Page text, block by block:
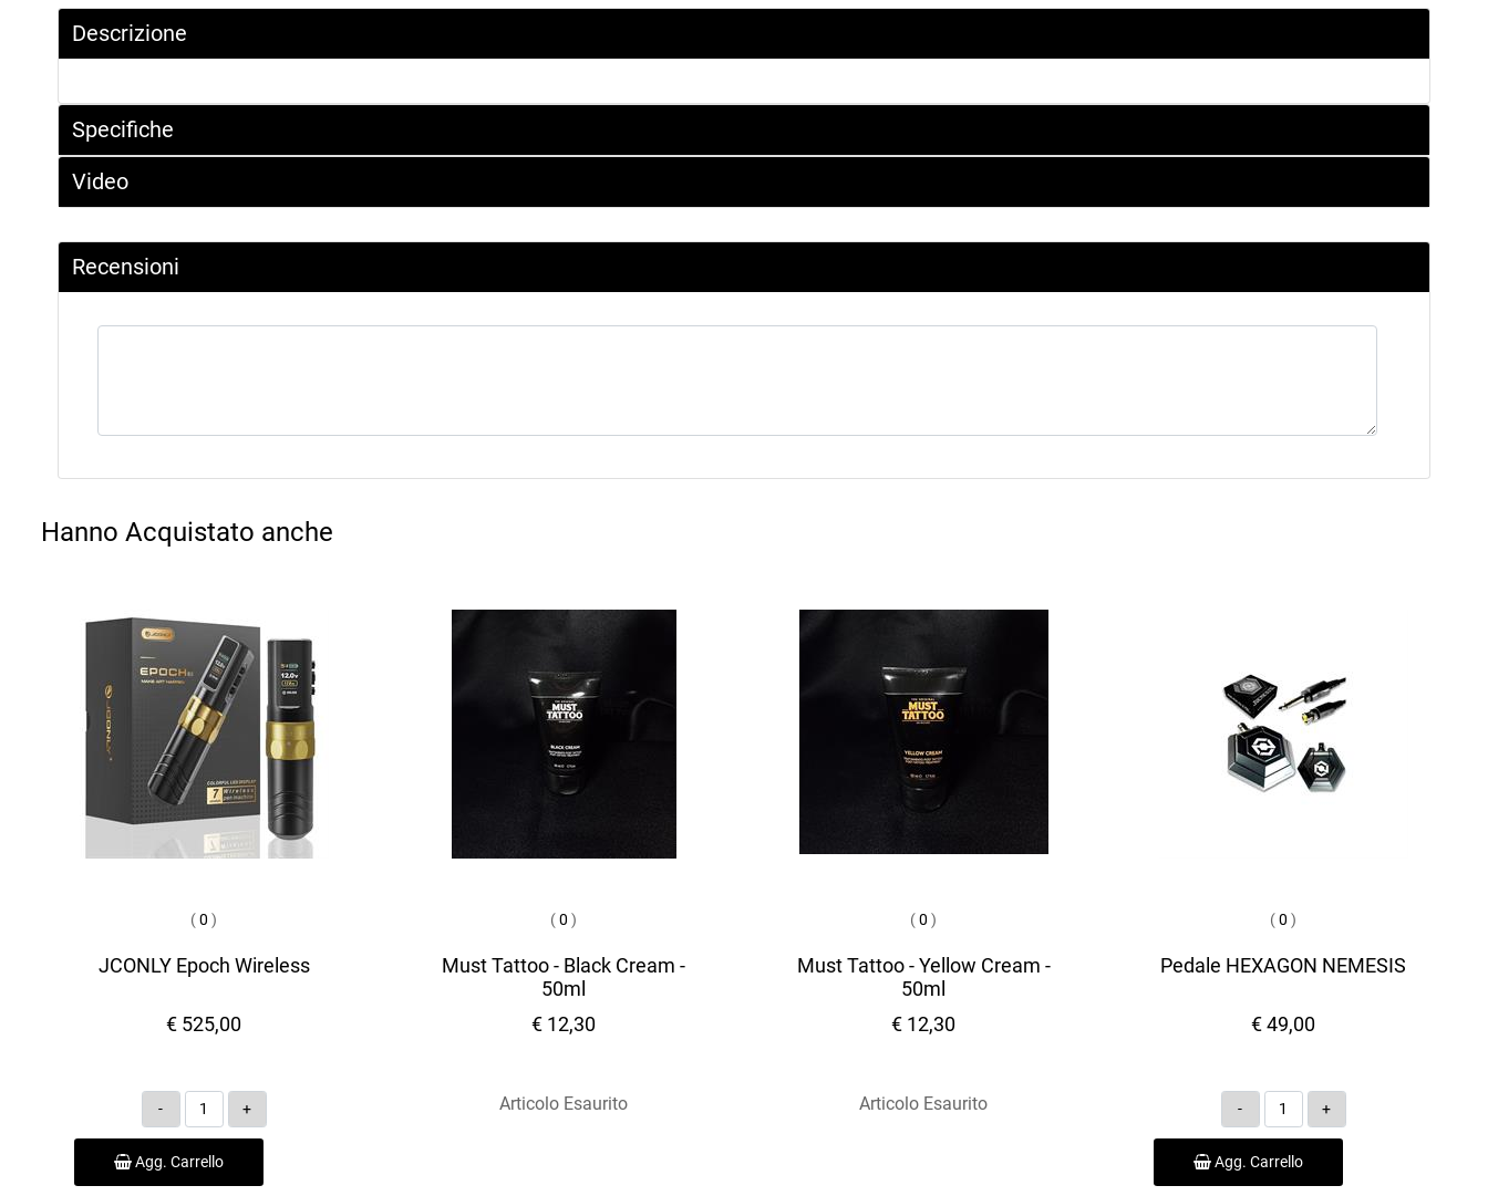
Descrizione
Specifiche
Video
Recensioni
Hanno Acquistato anche
(0 )
JCONLY Epoch Wireless
€ 525,00
Quantità
Agg. Carrello
(0 )
Must Tattoo - Black Cream -
50ml
€ 12,30
Articolo Esaurito
(0 )
Must Tattoo - Yellow Cream -
50ml
€ 12,30
Articolo Esaurito
(0 )
Pedale HEXAGON NEMESIS
€ 49,00
Quantità
Agg. Carrello